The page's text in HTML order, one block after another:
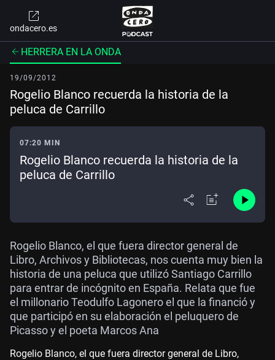
ondacero.es
HERRERA EN LA ONDA
19/09/2012
Rogelio Blanco recuerda la historia de la
peluca de Carrillo
07:20 MIN
Rogelio Blanco recuerda la historia de la
peluca de Carrillo
Rogelio Blanco, el que fuera director general de
Libro, Archivos y Bibliotecas, nos cuenta muy bien la
historia de una peluca que utilizó Santiago Carrillo
para entrar de incógnito en España. Relata que fue
el millonario Teodulfo Lagonero el que la financió y
que participó en su elaboración el peluquero de
Picasso y el poeta Marcos Ana
Rogelio Blanco, el que fuera director general de Libro,